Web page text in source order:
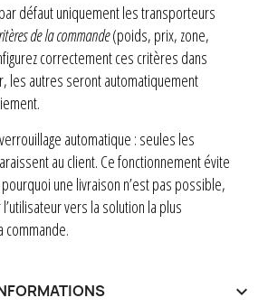
défaut uniquement les transporteurs
de la commande(poids, prix, zone,
correctement ces critères dans
les autres seront automatiquement
automatique : seules les
au client. Ce fonctionnement évite
une livraison n’est pas possible,
vers la solution la plus
keyboard_arrow_down